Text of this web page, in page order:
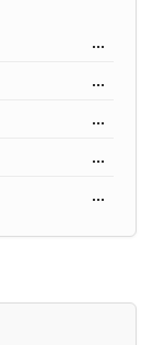
...
...
...
...
...